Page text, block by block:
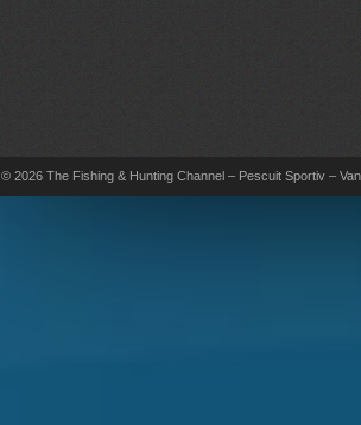
© 2026 The Fishing & Hunting Channel – Pescuit Sportiv –